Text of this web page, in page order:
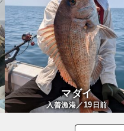
マダイ
入善漁港／19 日前